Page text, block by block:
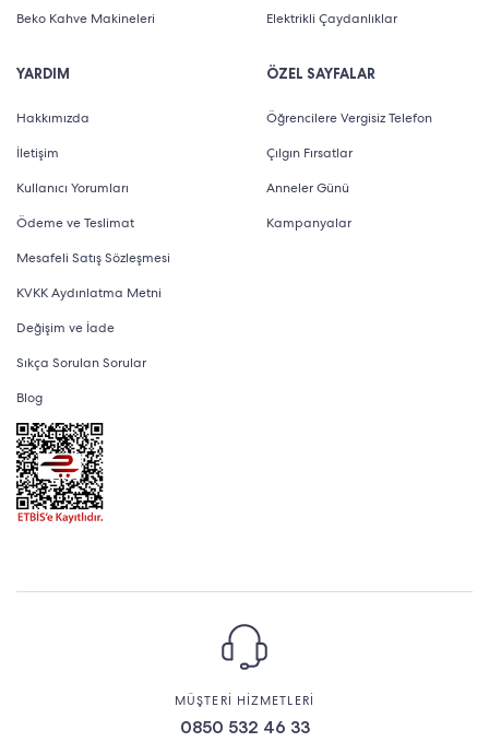
Beko Kahve Makineleri
YARDIM
Hakkımızda
İletişim
Kullanıcı Yorumları
Ödeme ve Teslimat
Mesafeli Satış Sözleşmesi
KVKK Aydınlatma Metni
Değişim ve İade
Sıkça Sorulan Sorular
Blog
Elektrikli Çaydanlıklar
ÖZEL SAYFALAR
Öğrencilere Vergisiz Telefon
Çılgın Fırsatlar
Anneler Günü
Kampanyalar
MÜŞTERİ HİZMETLERİ
0850 532 46 33